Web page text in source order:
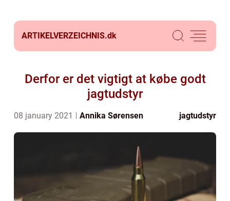
ARTIKELVERZEICHNIS.dk
Derfor er det vigtigt at købe godt
jagtudstyr
08 january 2021 Annika Sørensen jagtudstyr